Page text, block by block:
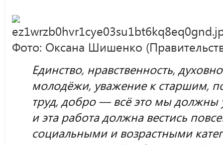
Фото: Оксана Шишенко
Единство, нравственность,
молодёжи, уважение к старшим,
труд, добро — всё это мы должны
и эта работа должна вестись
социальными и возрастными